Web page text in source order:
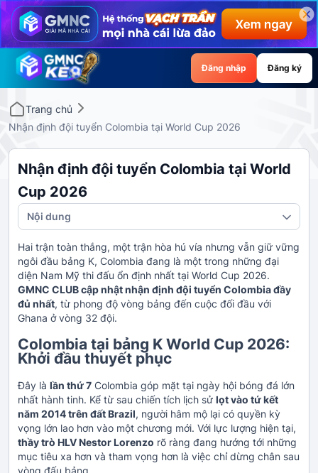
Đăng nhập Đăng ký
Trang chủ
Nhận định đội tuyển Colombia tại World Cup 2026
Nhận định đội tuyển Colombia tại World
Cup 2026
Nội dung
Hai trận toàn thắng, một trận hòa hú vía nhưng vẫn giữ vững
ngôi đầu bảng K, Colombia đang là một trong những đại
diện Nam Mỹ thi đấu ổn định nhất tại World Cup 2026.
GMNC CLUB cập nhật nhận định đội tuyển Colombia đầy
đủ nhất, từ phong độ vòng bảng đến cuộc đối đầu với
Ghana ở vòng 32 đội.
Colombia tại bảng K World Cup 2026:
Khởi đầu thuyết phục
Đây là lần thứ 7 Colombia góp mặt tại ngày hội bóng đá lớn
nhất hành tinh. Kể từ sau chiến tích lịch sử lọt vào tứ kết
năm 2014 trên đất Brazil, người hâm mộ lại có quyền kỳ
vọng lớn lao hơn vào một chương mới. Với lực lượng hiện tại,
thầy trò HLV Nestor Lorenzo rõ ràng đang hướng tới những
mục tiêu xa hơn và tham vọng hơn là việc chỉ dừng chân sau
vòng đấu bảng.